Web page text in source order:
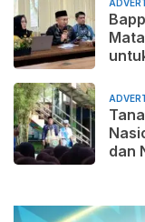
dan